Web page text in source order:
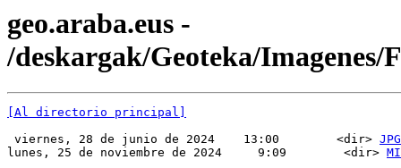
geo.araba.eus -
/deskargak/Geoteka/Imagenes/
[Al directorio principal]
viernes, 28 de junio de 2024    13:00        <dir> JPG
lunes, 25 de noviembre de 2024     9:09        <dir>